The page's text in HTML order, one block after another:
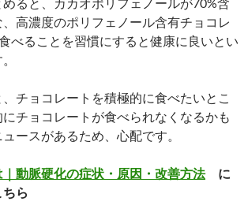
高濃度のポリフェノール含有チョコレ
べることを習慣にすると健康に良いとい
チョコレートを積極的に食べたいとこ
チョコレートが食べられなくなるかも
ースがあるため、心配です。
動脈硬化の症状・原因・改善方法に
ら